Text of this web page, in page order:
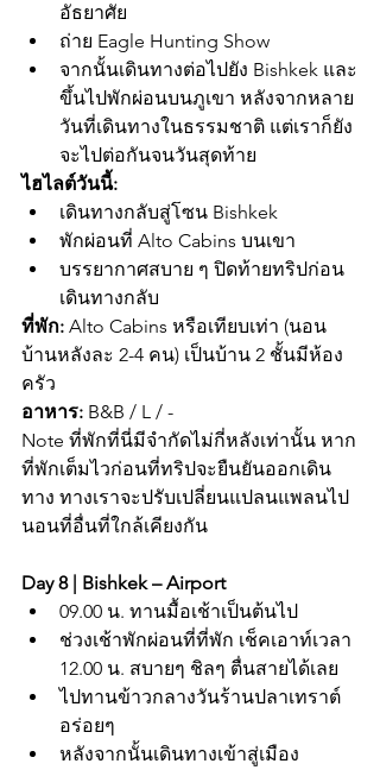
อัธยาศัย
ถ่าย Eagle Hunting Show
จากนั้นเดินทางต่อไปยัง Bishkek และ
ขึ้นไปพักผ่อนบนภูเขา หลังจากหลาย
วันที่เดินทางในธรรมชาติ แต่เราก็ยัง
จะไปต่อกันจนวันสุดท้าย
ไฮไลต์วันนี้:
เดินทางกลับสู่โซน Bishkek
พักผ่อนที่ Alto Cabins บนเขา
บรรยากาศสบาย ๆ ปิดท้ายทริปก่อน
เดินทางกลับ
ที่พัก: Alto Cabins หรือเทียบเท่า (นอน
บ้านหลังละ 2-4 คน) เป็นบ้าน 2 ชั้นมีห้อง
ครัว
อาหาร: B&B / L / -
Note ที่พักที่นี่มีจำกัดไม่กี่หลังเท่านั้น หาก
ที่พักเต็มไวก่อนที่ทริปจะยืนยันออกเดิน
ทาง ทางเราจะปรับเปลี่ยนแปลนแพลนไป
นอนที่อื่นที่ใกล้เคียงกัน
Day 8 | Bishkek – Airport
09.00 น. ทานมื้อเช้าเป็นต้นไป
ช่วงเช้าพักผ่อนที่ที่พัก เช็คเอาท์เวลา
12.00 น. สบายๆ ชิลๆ ตื่นสายได้เลย
ไปทานข้าวกลางวันร้านปลาเทราต์
อร่อยๆ
หลังจากนั้นเดินทางเข้าสู่เมือง